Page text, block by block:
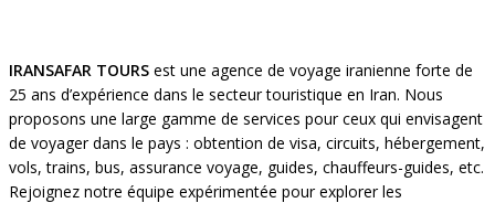
IRANSAFAR TOURS est une agence de voyage iranienne forte de
25 ans d’expérience dans le secteur touristique en Iran. Nous
proposons une large gamme de services pour ceux qui envisagent
de voyager dans le pays : obtention de visa, circuits, hébergement,
vols, trains, bus, assurance voyage, guides, chauffeurs-guides, etc.
Rejoignez notre équipe expérimentée pour explorer les